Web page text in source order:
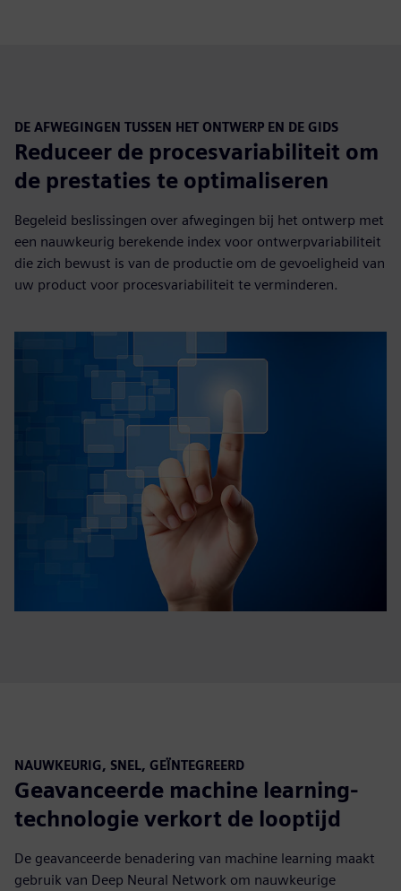
DE AFWEGINGEN TUSSEN HET ONTWERP EN DE GIDS
Reduceer de procesvariabiliteit om
de prestaties te optimaliseren
Begeleid beslissingen over afwegingen bij het ontwerp met
een nauwkeurig berekende index voor ontwerpvariabiliteit
die zich bewust is van de productie om de gevoeligheid van
uw product voor procesvariabiliteit te verminderen.
NAUWKEURIG, SNEL, GEÏNTEGREERD
Geavanceerde machine learning-
technologie verkort de looptijd
De geavanceerde benadering van machine learning maakt
gebruik van Deep Neural Network om nauwkeurige